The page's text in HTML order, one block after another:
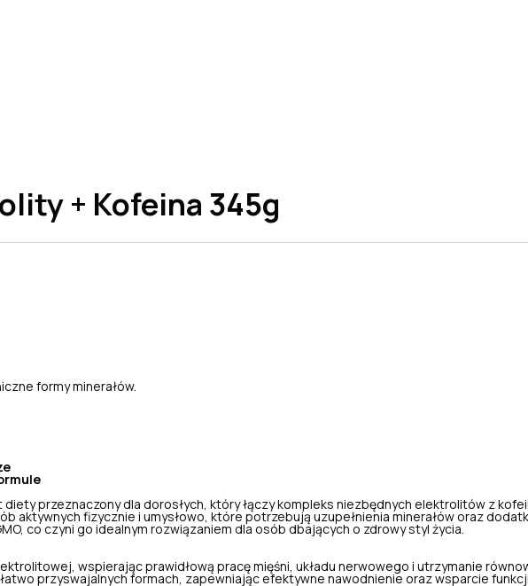
+ Kofeina 345g
formy minerałów.
przeznaczony dla dorosłych, który łączy kompleks niezbędnych elektrolitów z
aktywnych fizycznie i umysłowo, które potrzebują uzupełnienia minerałów oraz
co czyni go idealnym rozwiązaniem dla osób dbających o zdrowy styl życia.
wspierając prawidłową pracę mięśni, układu nerwowego i utrzymanie
przyswajalnych formach, zapewniając efektywne nawodnienie oraz wsparcie